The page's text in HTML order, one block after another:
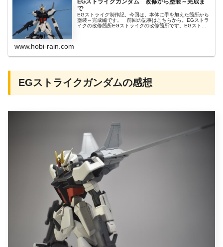
で
EGストライク制作記。今回は、本体に手を加えた箇所から
塗装～完成編です。 前回の記事はこちらから。EGストラ
イクの改修箇所EGストライクの改修箇所です。EGスト...
www.hobi-rain.com
EGストライクガンダムの感想